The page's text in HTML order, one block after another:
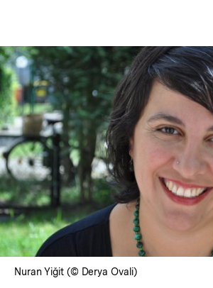
In
Lightbox
öffnen
Nuran Yiğit (© Derya Ovali)